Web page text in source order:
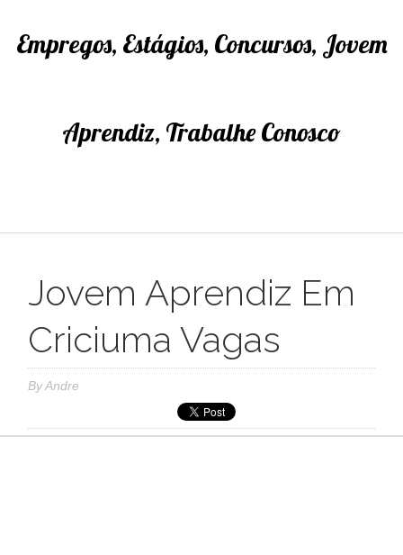
Empregos, Estágios, Concursos, Jovem
Aprendiz, Trabalhe Conosco
Jovem Aprendiz Em
Criciuma Vagas
ByAndre